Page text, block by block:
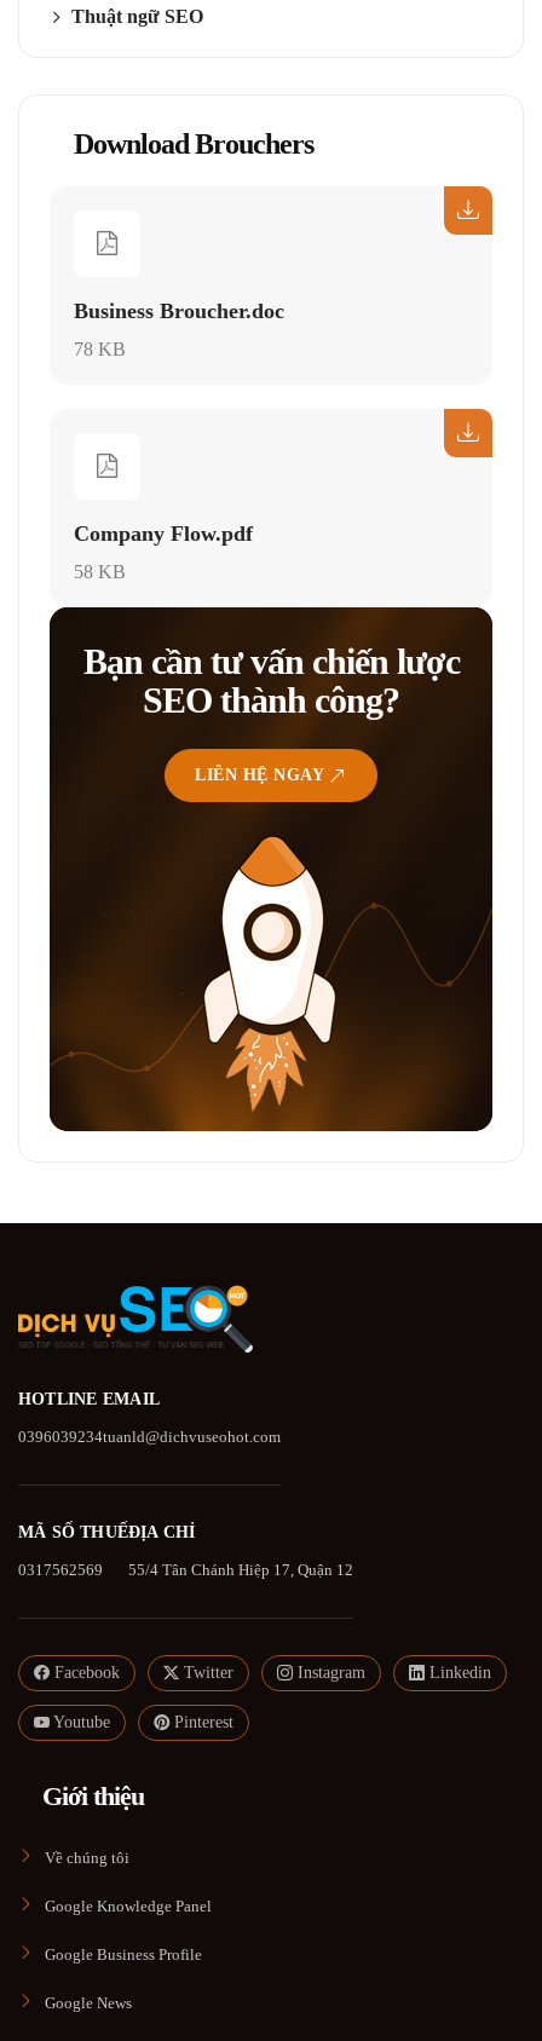
Thuật ngữ SEO
Download Brouchers
Business Broucher.doc
78 KB
Company Flow.pdf
58 KB
Bạn cần tư vấn chiến lược
SEO thành công?
LIÊN HỆ NGAY
HOTLINE
0396039234
EMAIL
tuanld@dichvuseohot.com
MÃ SỐ THUẾ
0317562569
ĐỊA CHỈ
55/4 Tân Chánh Hiệp 17, Quận 12
Facebook Twitter Instagram Linkedin
Youtube Pinterest
Giới thiệu
Về chúng tôi
Google Knowledge Panel
Google Business Profile
Google News